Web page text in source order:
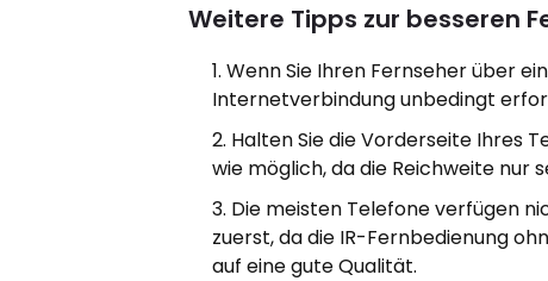
Weitere Tipps zur besseren
Wenn Sie Ihren Fernseher über
Internetverbindung unbedingt
Halten Sie die Vorderseite Ihres
wie möglich, da die Reichweite nur
Die meisten Telefone verfügen
zuerst, da die IR-Fernbedienung
auf eine gute Qualität.